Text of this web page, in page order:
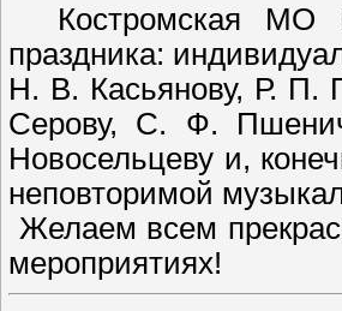
Костромская МО
праздника:
Н. В. Касьянову, Р. П.
Серову, С. Ф.
Новосельцеву и,
неповторимой
Желаем всем
мероприятиях!